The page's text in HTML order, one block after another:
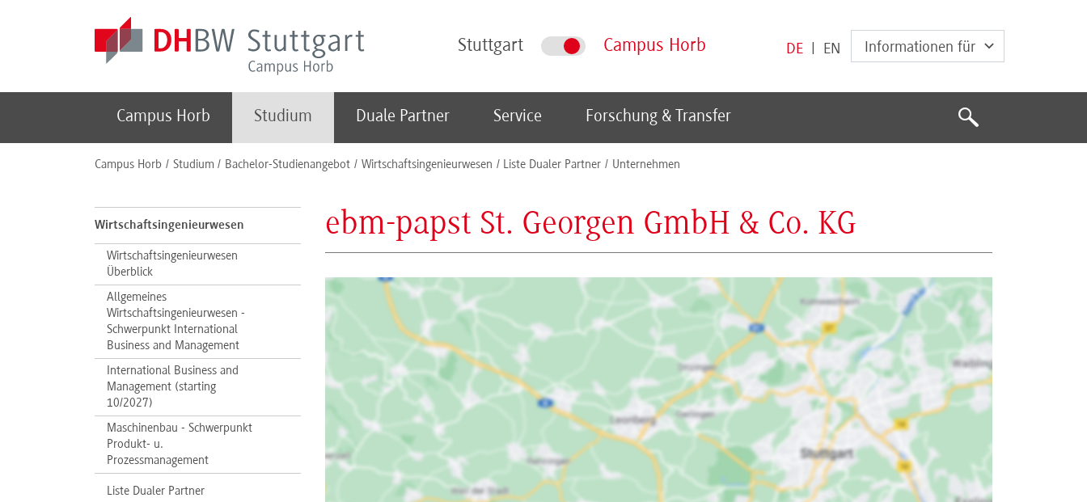
Stuttgart Campus Horb DE EN Informationen für
Campus Horb Studium Duale Partner Service Forschung & Transfer
Suche
Suche
Campus Horb Studium Bachelor-Studienangebot Wirtschaftsingenieurwesen Liste Dualer Partner Unternehmen
Wirtschaftsingenieurwesen
Wirtschaftsingenieurwesen
Überblick
Allgemeines
Wirtschaftsingenieurwesen -
Schwerpunkt International
Business and Management
International Business and
Management (starting
10/2027)
Maschinenbau - Schwerpunkt
Produkt- u.
Prozessmanagement
Liste Dualer Partner
ebm-papst St. Georgen GmbH & Co. KG